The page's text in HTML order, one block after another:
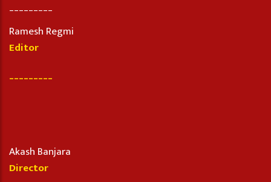
Ramesh Regmi
Editor
Akash Banjara
Director